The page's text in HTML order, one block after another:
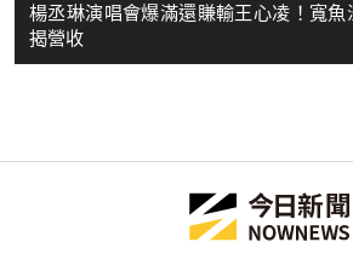
楊丞琳演唱會爆滿還賺輸王心凌！寬魚
揭營收